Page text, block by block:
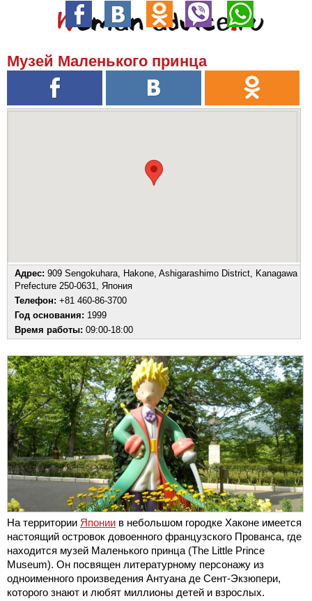
Музей Маленького принца
Адрес: 909 Sengokuhara, Hakone, Ashigarashimo District, Kanagawa
Prefecture 250-0631, Япония
Телефон: +81 460-86-3700
Год основания: 1999
Время работы: 09:00-18:00
На территории Японии в небольшом городке Хаконе имеется
настоящий островок довоенного французского Прованса, где
находится музей Маленького принца (The Little Prince
Museum). Он посвящен литературному персонажу из
одноименного произведения Антуана де Сент-Экзюпери,
которого знают и любят миллионы детей и взрослых.